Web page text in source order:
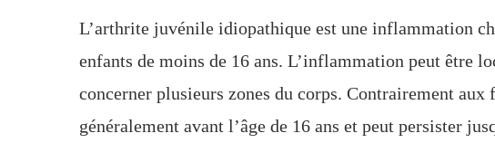
L’arthrite juvénile idiopathique est une inflammation
enfants de moins de 16 ans. L’inflammation peut être
concerner plusieurs zones du corps. Contrairement
généralement avant l’âge de 16 ans et peut persister